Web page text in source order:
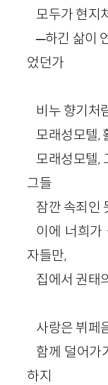
모두가 현지
─하긴 삶이
었던가
비누 향기처
모래성모텔,
모래성모텔,
그들
잠깐 속죄인
이에 너희가
자들만,
집에서 권태
사랑은 뷔페
함께 덜어가
하지